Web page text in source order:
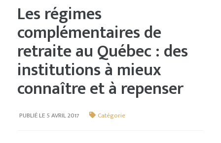
ACTIVITÉS
THÉMATIQUES
MEMBRES
SERVICES DE L'OR
VOIR LE DERNIER BULLETIN
Les régimes
complémentaires de
retraite au Québec : des
institutions à mieux
connaître et à repenser
PUBLIÉ LE 5 AVRIL 2017 Catégorie